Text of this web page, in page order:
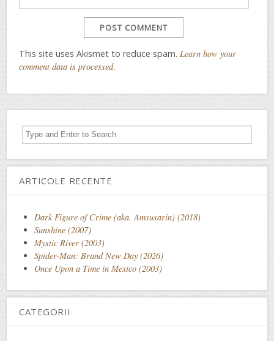
This site uses Akismet to reduce spam. Learn how your
comment data is processed.
ARTICOLE RECENTE
Dark Figure of Crime (aka. Amsusarin) (2018)
Sunshine (2007)
Mystic River (2003)
Spider-Man: Brand New Day (2026)
Once Upon a Time in Mexico (2003)
CATEGORII